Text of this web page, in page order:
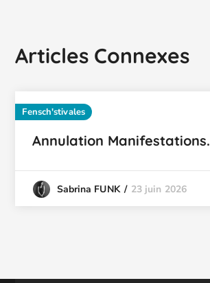
Articles Connexes
Fensch'stivales
Annulation Manifestations.
Sabrina FUNK 23 juin 2026